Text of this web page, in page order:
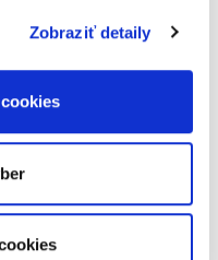
Zobraziť detaily